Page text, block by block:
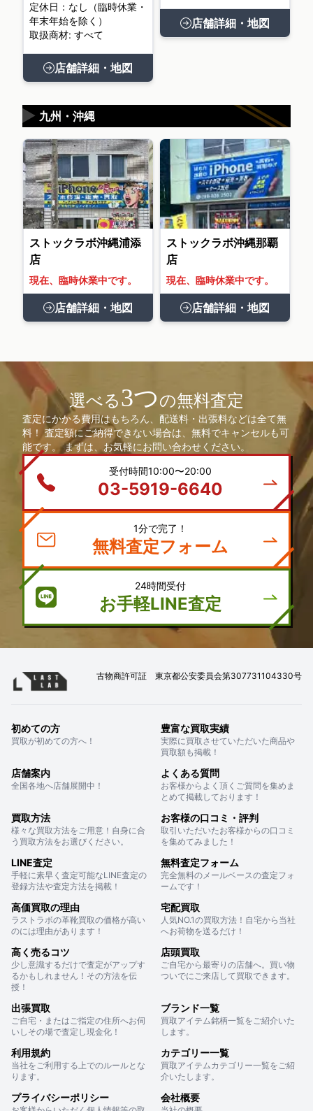
定休日：なし（臨時休業・
年末年始を除く）
取扱商材: すべて
店舗詳細・地図
店舗詳細・地図
九州・沖縄
▶
ストックラボ沖縄浦添
店
現在、臨時休業中です。
店舗詳細・地図
ストックラボ沖縄那覇
店
現在、臨時休業中です。
店舗詳細・地図
選べる3つの無料査定
査定にかかる費用はもちろん、配送料・出張料などは全て無
料！ 査定額にご納得できない場合は、無料でキャンセルも可
能です。 まずは、お気軽にお問い合わせください。
受付時間10:00〜20:00
03-5919-6640
1分で完了！
無料査定フォーム
24時間受付
お手軽LINE査定
古物商許可証 東京都公安委員会第307731104330号
初めての方
買取が初めての方へ！
豊富な買取実績
実際に買取させていただいた商品や
買取額も掲載！
店舗案内
全国各地へ店舗展開中！
よくある質問
お客様からよく頂くご質問を集めま
とめて掲載しております！
買取方法
様々な買取方法をご用意！自身に合
う買取方法をお選びください。
お客様の口コミ・評判
取引いただいたお客様からの口コミ
を集めてみました！
LINE査定
手軽に素早く査定可能なLINE査定の
登録方法や査定方法を掲載！
無料査定フォーム
完全無料のメールベースの査定フォ
ームです！
高価買取の理由
ラストラボの革靴買取の価格が高い
のには理由があります！
宅配買取
人気NO.1の買取方法！自宅から当社
へお荷物を送るだけ！
高く売るコツ
少し意識するだけで査定がアップす
るかもしれません！その方法を伝
授！
店頭買取
ご自宅から最寄りの店舗へ。買い物
ついでにご来店して買取できます。
出張買取
ご自宅・またはご指定の住所へお伺
いしその場で査定し現金化！
ブランド一覧
買取アイテム銘柄一覧をご紹介いた
します。
利用規約
当社をご利用する上でのルールとな
ります。
カテゴリー一覧
買取アイテムカテゴリー一覧をご紹
介いたします。
プライバシーポリシー 会社概要